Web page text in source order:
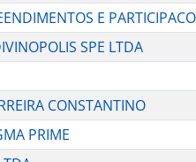
E
SPE LTDA
CONSTANTINO
PRIME